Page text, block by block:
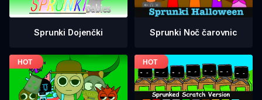
Sprunki Dojenčki Sprunki Noč čarovnic